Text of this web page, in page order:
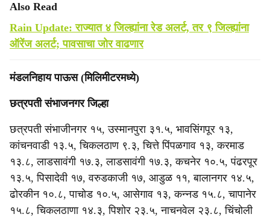
Also Read
Rain Update: राज्यात ४ जिल्ह्यांना रेड अलर्ट, तर ९ जिल्ह्यांना
ऑरेंज अलर्ट; पावसाचा जोर वाढणार
मंडलनिहाय पाऊस (मिलिमीटरमध्ये)
छत्रपती संभाजनगर जिल्हा
छत्रपती संभाजीनगर १५, उस्मानपुरा ३१.५, भावसिंगपूर १३,
कांचनवाडी १३.५, चिकलठाण ९.३, चित्ते पिंपळगाव १३, करमाड
१३.८, लाडसावंगी १७.३, लाडसावंगी १७.३, कचनेर १०.५, पंढरपूर
१३.५, पिसादेवी १७, वरुडकाजी १७, आडुळ ११, बालानगर १४.५,
ढोरकीन १०.८, पाचोड १०.५, आसेगाव १३, कन्नड १५.८, चापानेर
१५.८, चिकलठाणा १४.३, पिशोर २३.५, नाचनवेल २३.८, चिंचोली